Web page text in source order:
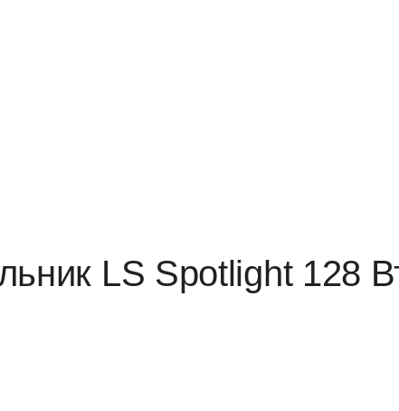
LS Spotlight 128